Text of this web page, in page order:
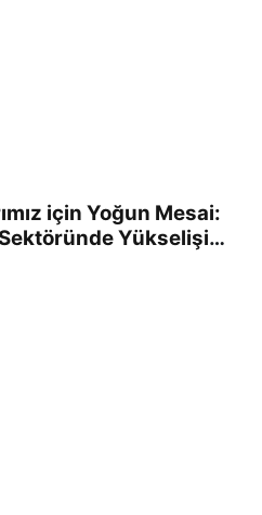
için Yoğun Mesai:
Yükselişi